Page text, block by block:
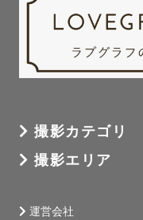
🍼お宮参り🍼
ストーリーが見えるよ
ださい。
撮影カテゴリ
撮影エリア
運営会社